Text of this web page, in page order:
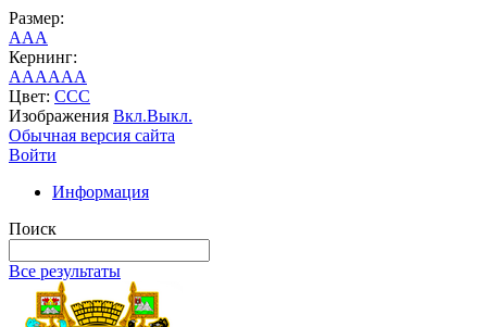
Размер:
AAA
Кернинг:
AAAAAA
Цвет: CCC
Изображения Вкл.Выкл.
Обычная версия сайта
Войти
Информация
Поиск
Все результаты